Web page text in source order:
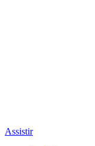
Assistir